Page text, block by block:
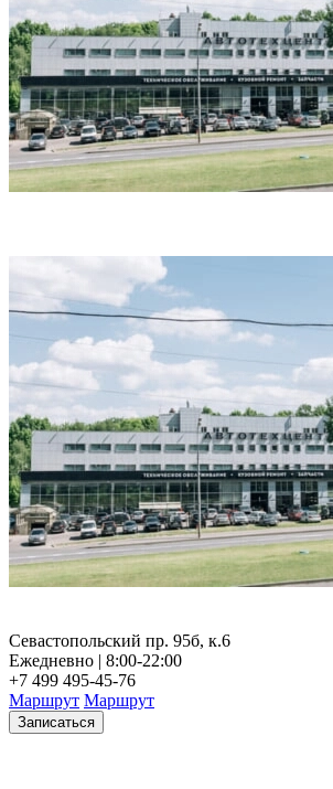
Севастопольский пр. 95б, к.6
Ежедневно | 8:00-22:00
+7 499 495-45-76
Маршрут Маршрут
Записаться